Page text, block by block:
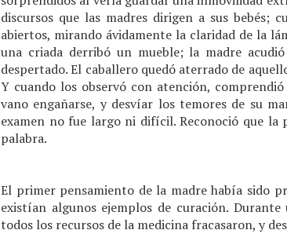
discursos que las madres dirigen a sus bebés;
abiertos, mirando ávidamente la claridad de la
una criada derribó un mueble; la madre
despertado. El caballero quedó aterrado de
Y cuando los observó con atención,
vano engañarse, y desvíar los temores de su
examen no fue largo ni difícil. Reconoció que la
palabra.
El primer pensamiento de la madre había sido
existían algunos ejemplos de curación.
todos los recursos de la medicina fracasaron, y